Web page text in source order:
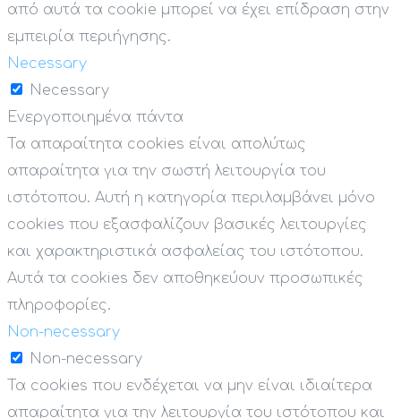
από αυτά τα cookie μπορεί να έχει επίδραση στην
εμπειρία περιήγησης.
Necessary
Necessary
Ενεργοποιημένα πάντα
Τα απαραίτητα cookies είναι απολύτως
απαραίτητα για την σωστή λειτουργία του
ιστότοπου. Αυτή η κατηγορία περιλαμβάνει μόνο
cookies που εξασφαλίζουν βασικές λειτουργίες
και χαρακτηριστικά ασφαλείας του ιστότοπου.
Αυτά τα cookies δεν αποθηκεύουν προσωπικές
πληροφορίες.
Non-necessary
Non-necessary
Τα cookies που ενδέχεται να μην είναι ιδιαίτερα
απαραίτητα για την λειτουργία του ιστότοπου και